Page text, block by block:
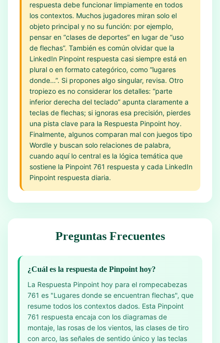
respuesta debe funcionar limpiamente en todos
los contextos. Muchos jugadores miran solo el
objeto principal y no su función: por ejemplo,
pensar en “clases de deportes” en lugar de “uso
de flechas”. También es común olvidar que la
LinkedIn Pinpoint respuesta casi siempre está en
plural o en formato categórico, como “lugares
donde…”. Si propones algo singular, revisa. Otro
tropiezo es no considerar los detalles: “parte
inferior derecha del teclado” apunta claramente a
teclas de flechas; si ignoras esa precisión, pierdes
una pista clave para la Respuesta Pinpoint hoy.
Finalmente, algunos comparan mal con juegos tipo
Wordle y buscan solo relaciones de palabra,
cuando aquí lo central es la lógica temática que
sostiene la Pinpoint 761 respuesta y cada LinkedIn
Pinpoint respuesta diaria.
Preguntas Frecuentes
¿Cuál es la respuesta de Pinpoint hoy?
La Respuesta Pinpoint hoy para el rompecabezas
761 es "Lugares donde se encuentran flechas", que
resume todos los contextos dados. Esta Pinpoint
761 respuesta encaja con los diagramas de
montaje, las rosas de los vientos, las clases de tiro
con arco, las señales de sentido único y las teclas